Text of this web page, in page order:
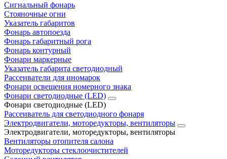
Сигнальный фонарь
Стояночные огни
Указатель габаритов
Фонарь автопоезда
Фонарь габаритный рога
Фонарь контурный
Фонари маркерные
Указатель габарита светодиодный
Рассеиватели для иномарок
Фонари освещения номерного знака
Фонари светодиодные (LED)
Фонари светодиодные (LED)
Рассеиватель для светодиодного фонаря
Электродвигатели, моторедукторы, вентиляторы
Электродвигатели, моторедукторы, вентиляторы
Вентиляторы отопителя салона
Моторедукторы стеклоочистителей